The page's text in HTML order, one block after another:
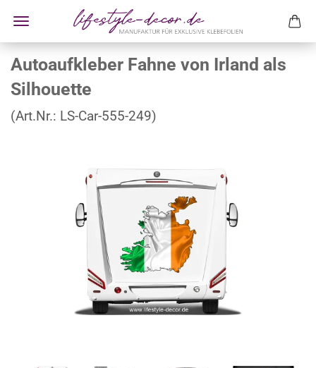
Autoaufkleber Fahne von Irland als
Silhouette
(Art.Nr.: LS-Car-555-249)